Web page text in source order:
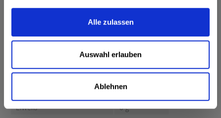
Alle zulassen
Auswahl erlauben
Ablehnen
0,1 g...mehr
Fett
0,5 g
davon gesättigte Fettsäuren
0,1 g
Kohlenhydrate
4,5 g
4,5 g
Eiweiß
0 g